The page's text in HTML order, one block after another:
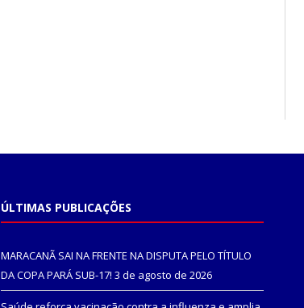
ÚLTIMAS PUBLICAÇÕES
MARACANÃ SAI NA FRENTE NA DISPUTA PELO TÍTULO
DA COPA PARÁ SUB-17! 3 de agosto de 2026